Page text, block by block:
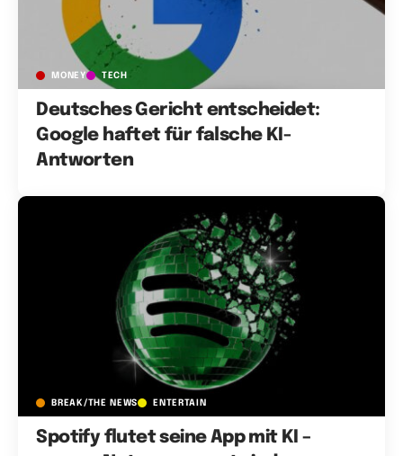
MONEY TECH
Deutsches Gericht entscheidet:
Google haftet für falsche KI-
Antworten
BREAK/THE NEWS ENTERTAIN
Spotify flutet seine App mit KI –